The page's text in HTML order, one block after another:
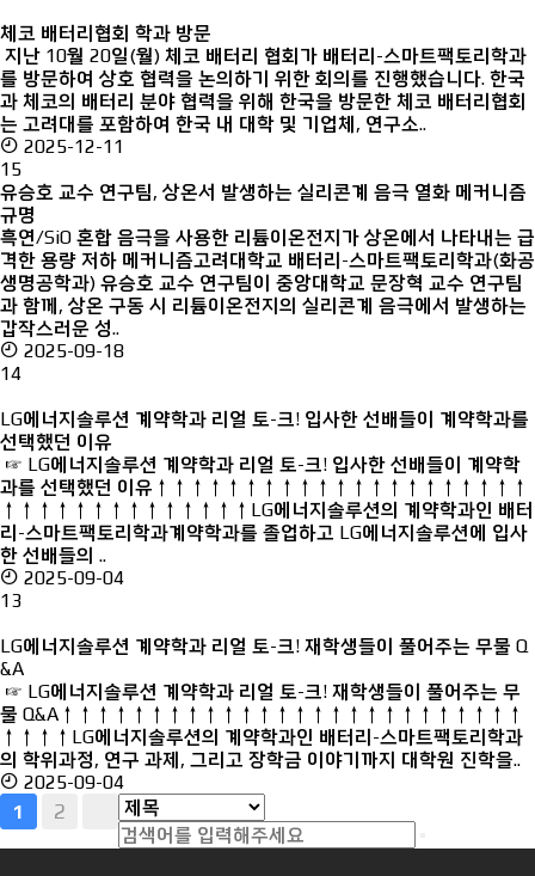
체코 배터리협회 학과 방문
지난 10월 20일(월) 체코 배터리 협회가 배터리-스마트팩토리학과
를 방문하여 상호 협력을 논의하기 위한 회의를 진행했습니다. 한국
과 체코의 배터리 분야 협력을 위해 한국을 방문한 체코 배터리협회
는 고려대를 포함하여 한국 내 대학 및 기업체, 연구소..
2025-12-11
15
유승호 교수 연구팀, 상온서 발생하는 실리콘계 음극 열화 메커니즘
규명
흑연/SiO 혼합 음극을 사용한 리튬이온전지가 상온에서 나타내는 급
격한 용량 저하 메커니즘고려대학교 배터리-스마트팩토리학과(화공
생명공학과) 유승호 교수 연구팀이 중앙대학교 문장혁 교수 연구팀
과 함께, 상온 구동 시 리튬이온전지의 실리콘계 음극에서 발생하는
갑작스러운 성..
2025-09-18
14
LG에너지솔루션 계약학과 리얼 토-크! 입사한 선배들이 계약학과를
선택했던 이유
☞ LG에너지솔루션 계약학과 리얼 토-크! 입사한 선배들이 계약학
과를 선택했던 이유↑↑↑↑↑↑↑↑↑↑↑↑↑↑↑↑↑↑↑↑↑
↑↑↑↑↑↑↑↑↑↑↑↑↑↑LG에너지솔루션의 계약학과인 배터
리-스마트팩토리학과계약학과를 졸업하고 LG에너지솔루션에 입사
한 선배들의 ..
2025-09-04
13
LG에너지솔루션 계약학과 리얼 토-크! 재학생들이 풀어주는 무물 Q
&A
☞ LG에너지솔루션 계약학과 리얼 토-크! 재학생들이 풀어주는 무
물 Q&A↑↑↑↑↑↑↑↑↑↑↑↑↑↑↑↑↑↑↑↑↑↑↑↑↑↑
↑↑↑↑LG에너지솔루션의 계약학과인 배터리-스마트팩토리학과
의 학위과정, 연구 과제, 그리고 장학금 이야기까지 대학원 진학을..
2025-09-04
1
2